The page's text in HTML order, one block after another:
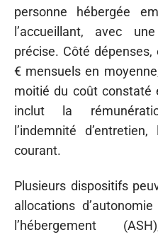
personne hébergée
l’accueillant, avec
précise. Côté
€ mensuels en
moitié du coût constaté
inclut la
l’indemnité
courant.
Plusieurs dispositifs
allocations
l’hébergement